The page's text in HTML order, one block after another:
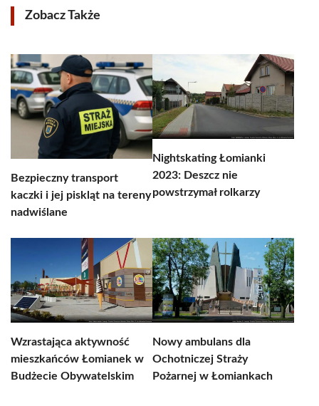
Zobacz Także
Bezpieczny transport
kaczki i jej piskląt na tereny
nadwiślane
Nightskating Łomianki
2023: Deszcz nie
powstrzymał rolkarzy
Wzrastająca aktywność
mieszkańców Łomianek w
Budżecie Obywatelskim
Nowy ambulans dla
Ochotniczej Straży
Pożarnej w Łomiankach